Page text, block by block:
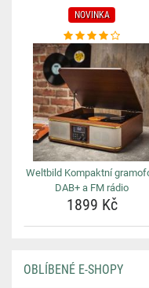
NOVINKA
Weltbild Kompaktní
DAB+ a FM rádio
1899 Kč
OBLÍBENÉ E-SHOPY